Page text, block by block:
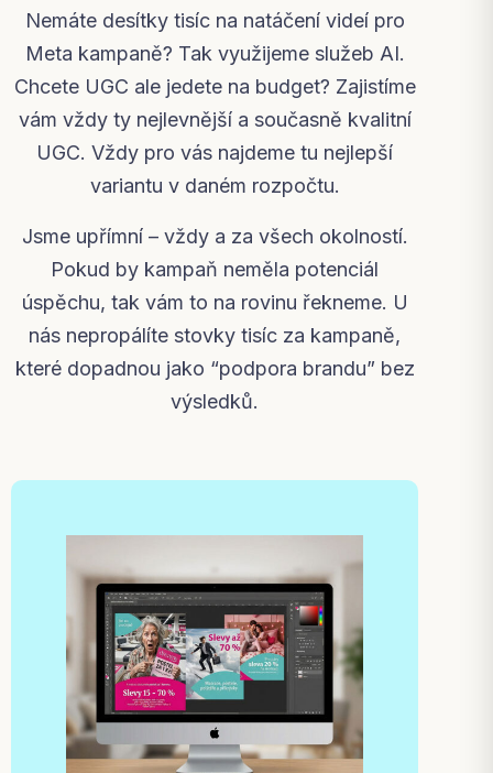
Nemáte desítky tisíc na natáčení videí pro
Meta kampaně? Tak využijeme služeb AI.
Chcete UGC ale jedete na budget? Zajistíme
vám vždy ty nejlevnější a současně kvalitní
UGC. Vždy pro vás najdeme tu nejlepší
variantu v daném rozpočtu.
Jsme upřímní – vždy a za všech okolností.
Pokud by kampaň neměla potenciál
úspěchu, tak vám to na rovinu řekneme. U
nás nepropálíte stovky tisíc za kampaně,
které dopadnou jako “podpora brandu” bez
výsledků.